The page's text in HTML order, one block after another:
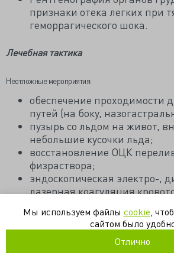
признаки отека легких при
геморрагического шока.
Лечебная тактика
Неотложные мероприятия:
обеспечение проходимости
путей (на боку,
пузырь со льдом на живот,
небольшие кусочки льда;
восстановление ОЦК
физраствора;
эндоскопическая электро-,
лазерная коагуляция
желудка ледяной водой;
в/в 2-4 раза в сутки 40 мг
в/в капельно 100,0-200,0 мл
Мы используем файлы cookie ,
сайтом было
Отлично